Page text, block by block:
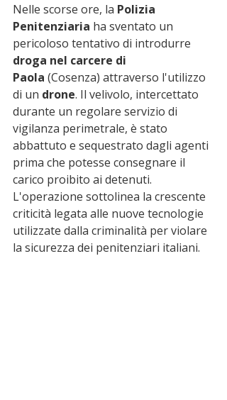
Nelle scorse ore, la Polizia
Penitenziaria ha sventato un
pericoloso tentativo di introdurre
droga nel carcere di
Paola (Cosenza) attraverso l'utilizzo
di un drone. Il velivolo, intercettato
durante un regolare servizio di
vigilanza perimetrale, è stato
abbattuto e sequestrato dagli agenti
prima che potesse consegnare il
carico proibito ai detenuti.
L'operazione sottolinea la crescente
criticità legata alle nuove tecnologie
utilizzate dalla criminalità per violare
la sicurezza dei penitenziari italiani.